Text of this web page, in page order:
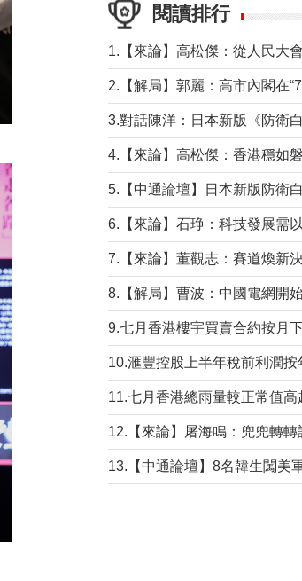
閱讀排行
7.【來論】董觀志：賽道煥新
9.七月香港樓宇買賣合約按月
10.滙豐控股上半年稅前利潤按
11.七月香港總雨量較正常值高